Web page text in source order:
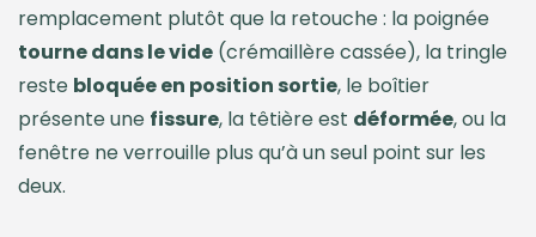
remplacement plutôt que la retouche : la poignée
tourne dans le vide (crémaillère cassée), la tringle
reste bloquée en position sortie, le boîtier
présente une fissure, la têtière est déformée, ou la
fenêtre ne verrouille plus qu’à un seul point sur les
deux.